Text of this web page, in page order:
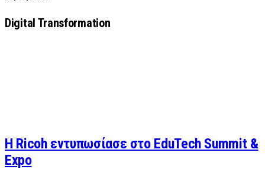
Digital Transformation
Η Ricoh εντυπωσίασε στο EduTech Summit &
Expo